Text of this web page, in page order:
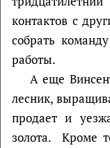
контактов с
собрать
работы.
А еще
лесник,
продает и
золота. Кроме